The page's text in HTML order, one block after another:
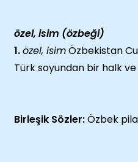
özel, isim (özbeği)
1.özel, isimÖzbekistan
Türk soyundan bir halk
Birleşik Sözler:Özbek